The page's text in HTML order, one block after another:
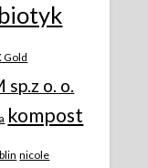
Gold
sp.z o. o.
kompost
nicole